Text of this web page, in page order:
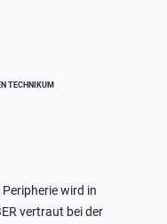
TECHNIKUM
wird in
vertraut bei der